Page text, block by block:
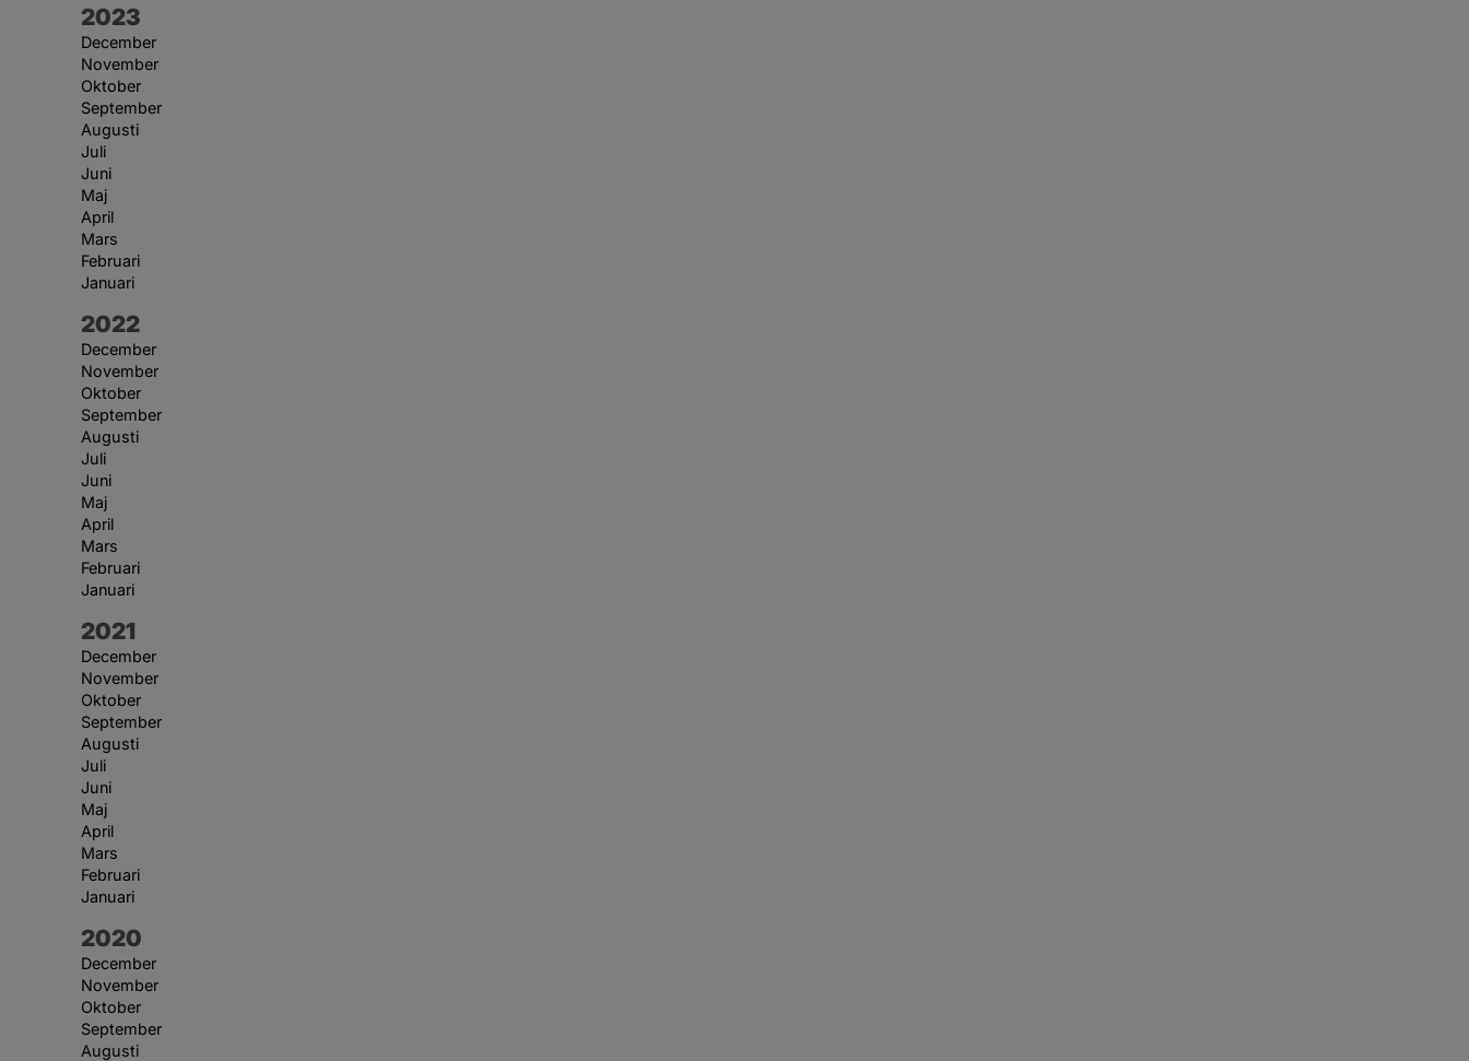
År:
2023
December
November
Oktober
September
Augusti
Juli
Juni
Maj
April
Mars
Februari
Januari
År:
2022
December
November
Oktober
September
Augusti
Juli
Juni
Maj
April
Mars
Februari
Januari
År:
2021
December
November
Oktober
September
Augusti
Juli
Juni
Maj
April
Mars
Februari
Januari
År:
2020
December
November
Oktober
September
Augusti